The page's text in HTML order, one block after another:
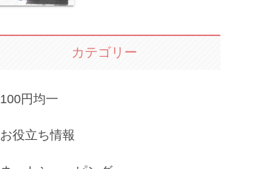
カテゴリー
100円均一
お役立ち情報